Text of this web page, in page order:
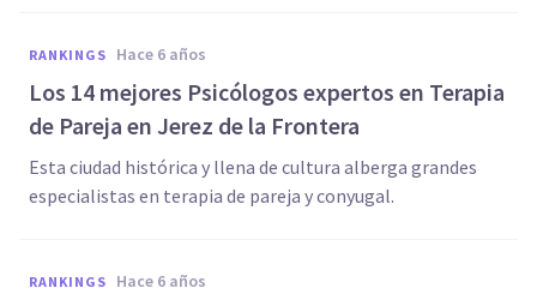
RANKINGS hace 6 años
Los 14 mejores Psicólogos expertos en Terapia
de Pareja en Jerez de la Frontera
Esta ciudad histórica y llena de cultura alberga grandes
especialistas en terapia de pareja y conyugal.
RANKINGS hace 6 años